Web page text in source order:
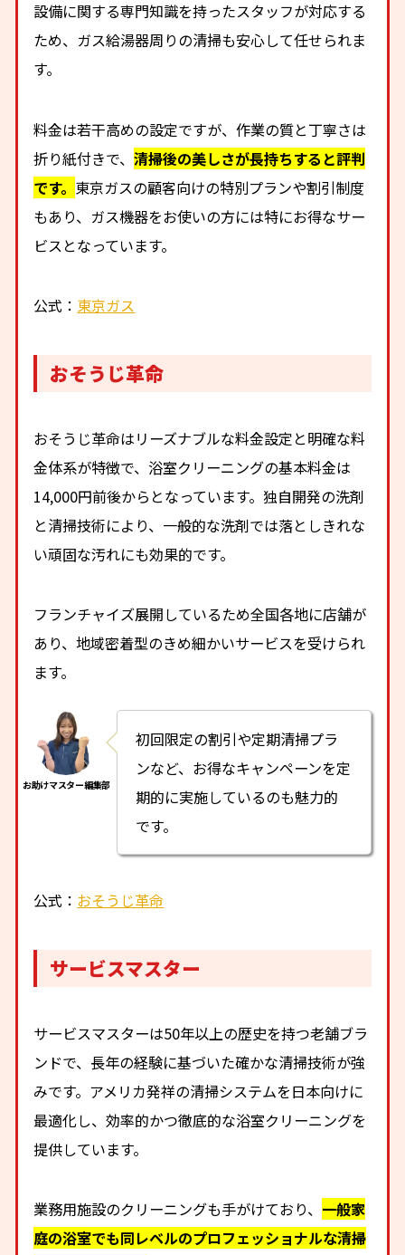
設備に関する専門知識を持ったスタッフが対応する
ため、ガス給湯器周りの清掃も安心して任せられま
す。
料金は若干高めの設定ですが、作業の質と丁寧さは
折り紙付きで、清掃後の美しさが長持ちすると評判
です。 東京ガスの顧客向けの特別プランや割引制度
もあり、ガス機器をお使いの方には特にお得なサー
ビスとなっています。
公式： 東京ガス
おそうじ革命
おそうじ革命はリーズナブルな料金設定と明確な料
金体系が特徴で、浴室クリーニングの基本料金は
14,000円前後からとなっています。独自開発の洗剤
と清掃技術により、一般的な洗剤では落としきれな
い頑固な汚れにも効果的です。
フランチャイズ展開しているため全国各地に店舗が
あり、地域密着型のきめ細かいサービスを受けられ
ます。
初回限定の割引や定期清掃プラ
ンなど、お得なキャンペーンを定
期的に実施しているのも魅力的
です。
公式： おそうじ革命
サービスマスター
サービスマスターは50年以上の歴史を持つ老舗ブラ
ンドで、長年の経験に基づいた確かな清掃技術が強
みです。アメリカ発祥の清掃システムを日本向けに
最適化し、効率的かつ徹底的な浴室クリーニングを
提供しています。
業務用施設のクリーニングも手がけており、 一般家
庭の浴室でも同レベルのプロフェッショナルな清掃